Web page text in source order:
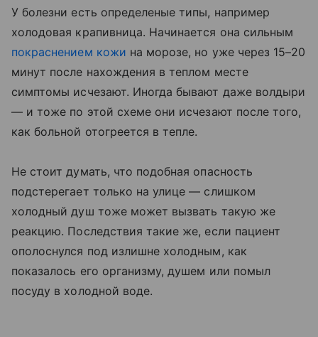
У болезни есть определеные типы, например
холодовая крапивница. Начинается она сильным
покраснением кожи на морозе, но уже через 15–20
минут после нахождения в теплом месте
симптомы исчезают. Иногда бывают даже волдыри
— и тоже по этой схеме они исчезают после того,
как больной отогреется в тепле.
Не стоит думать, что подобная опасность
подстерегает только на улице — слишком
холодный душ тоже может вызвать такую же
реакцию. Последствия такие же, если пациент
ополоснулся под излишне холодным, как
показалось его организму, душем или помыл
посуду в холодной воде.